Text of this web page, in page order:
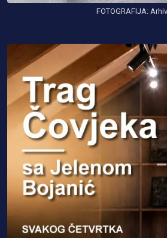
FOTOGRAFIJA: